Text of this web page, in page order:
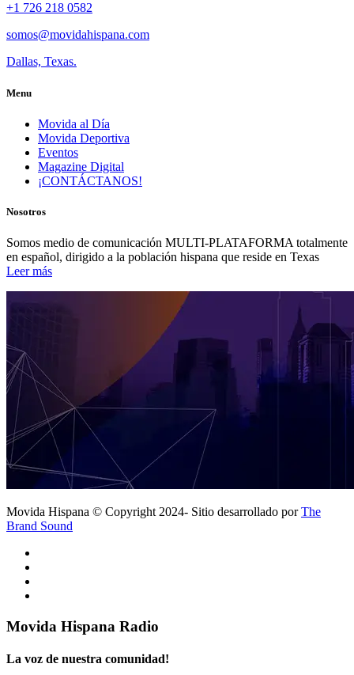
+1 726 218 0582
somos@movidahispana.com
Dallas, Texas.
Menu
Movida al Día
Movida Deportiva
Eventos
Magazine Digital
¡CONTÁCTANOS!
Nosotros
Somos medio de comunicación MULTI-PLATAFORMA totalmente
en español, dirigido a la población hispana que reside en Texas
Leer más
Movida Hispana © Copyright 2024- Sitio desarrollado porThe
Brand Sound
Movida Hispana Radio
La voz de nuestra comunidad!